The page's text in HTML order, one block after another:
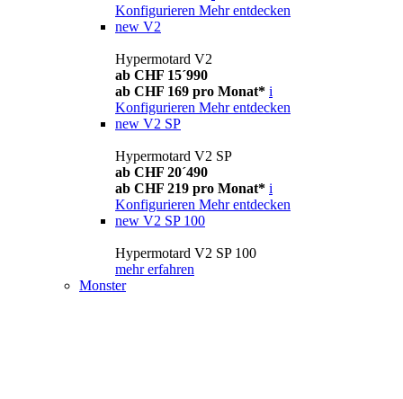
Konfigurieren Mehr entdecken
new V2
Hypermotard V2
ab CHF 15´990
ab CHF 169 pro Monat* i
Konfigurieren Mehr entdecken
new V2 SP
Hypermotard V2 SP
ab CHF 20´490
ab CHF 219 pro Monat* i
Konfigurieren Mehr entdecken
new V2 SP 100
Hypermotard V2 SP 100
mehr erfahren
Monster